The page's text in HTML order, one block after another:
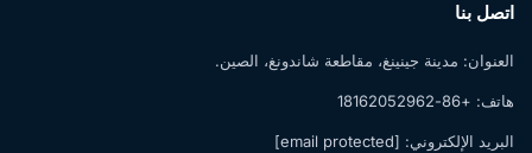
اتصل بنا
العنوان: مدينة جينينغ، مقاطعة شاندونغ، الصين.
هاتف: +86-18162052962
البريد الإلكتروني: [email protected]